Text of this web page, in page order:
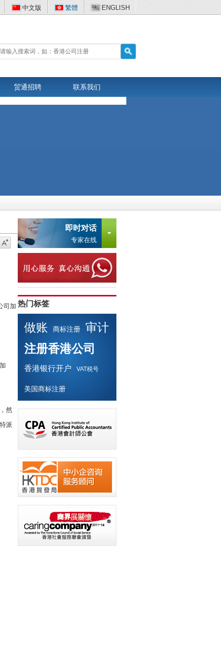
中文版 繁體 ENGLISH
贸通招聘 联系我们
司加
然
派
即时对话
专家在线
热门标签
做账 商标注册
审计
注册香港公司
香港银行开户 VAT税号
美国商标注册